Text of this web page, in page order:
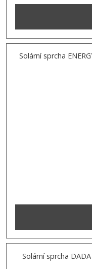
Solární sprcha
Solární sprcha